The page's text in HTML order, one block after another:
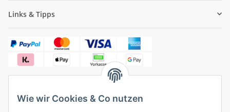
Wie wir Cookies & Co nutzen
Links & Tipps